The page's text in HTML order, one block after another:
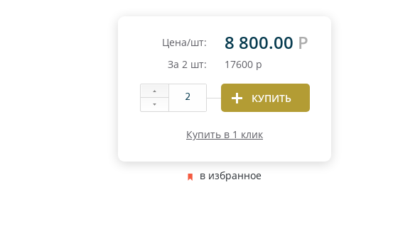
Цена/шт: 8 800.00 Р
За 2 шт: 17600 р
КУПИТЬ
Купить в 1 клик
в избранное